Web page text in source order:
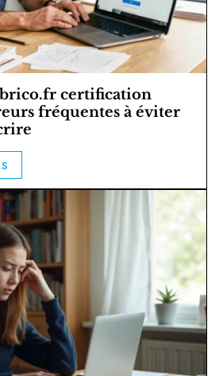
certification
fréquentes à éviter